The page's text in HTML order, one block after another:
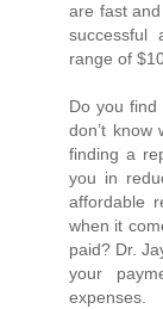
are fast
successful
range of
Do you
don’t
finding a
you in
affordable
when it
paid? Dr.
your
expenses.